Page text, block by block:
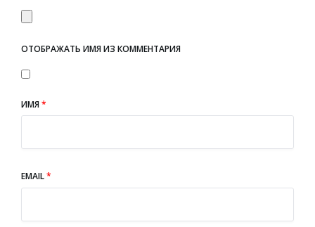
ОТОБРАЖАТЬ ИМЯ ИЗ КОММЕНТАРИЯ
ИМЯ*
EMAIL*